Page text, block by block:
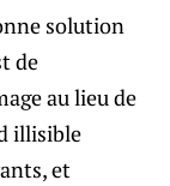
solution
de
au lieu de
illisible
et